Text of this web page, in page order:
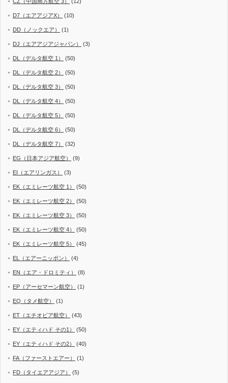
D7（エアアジアX） (10)
DD（ノックエア） (1)
DJ（エアアジアジャパン） (3)
DL（デルタ航空 1） (50)
DL（デルタ航空 2） (50)
DL（デルタ航空 3） (50)
DL（デルタ航空 4） (50)
DL（デルタ航空 5） (50)
DL（デルタ航空 6） (50)
DL（デルタ航空 7） (32)
EG（日本アジア航空） (9)
EI（エアリンガス） (3)
EK（エミレーツ航空 1） (50)
EK（エミレーツ航空 2） (50)
EK（エミレーツ航空 3） (50)
EK（エミレーツ航空 4） (50)
EK（エミレーツ航空 5） (45)
EL（エアーニッポン） (4)
EN（エア・ドロミティ） (8)
EP（アーセマーン航空） (1)
EQ（タメ航空） (1)
ET（エチオピア航空） (43)
EY（エティハド その1） (50)
EY（エティハド その2） (40)
FA（ファーストエアー） (1)
FD（タイエアアジア） (5)